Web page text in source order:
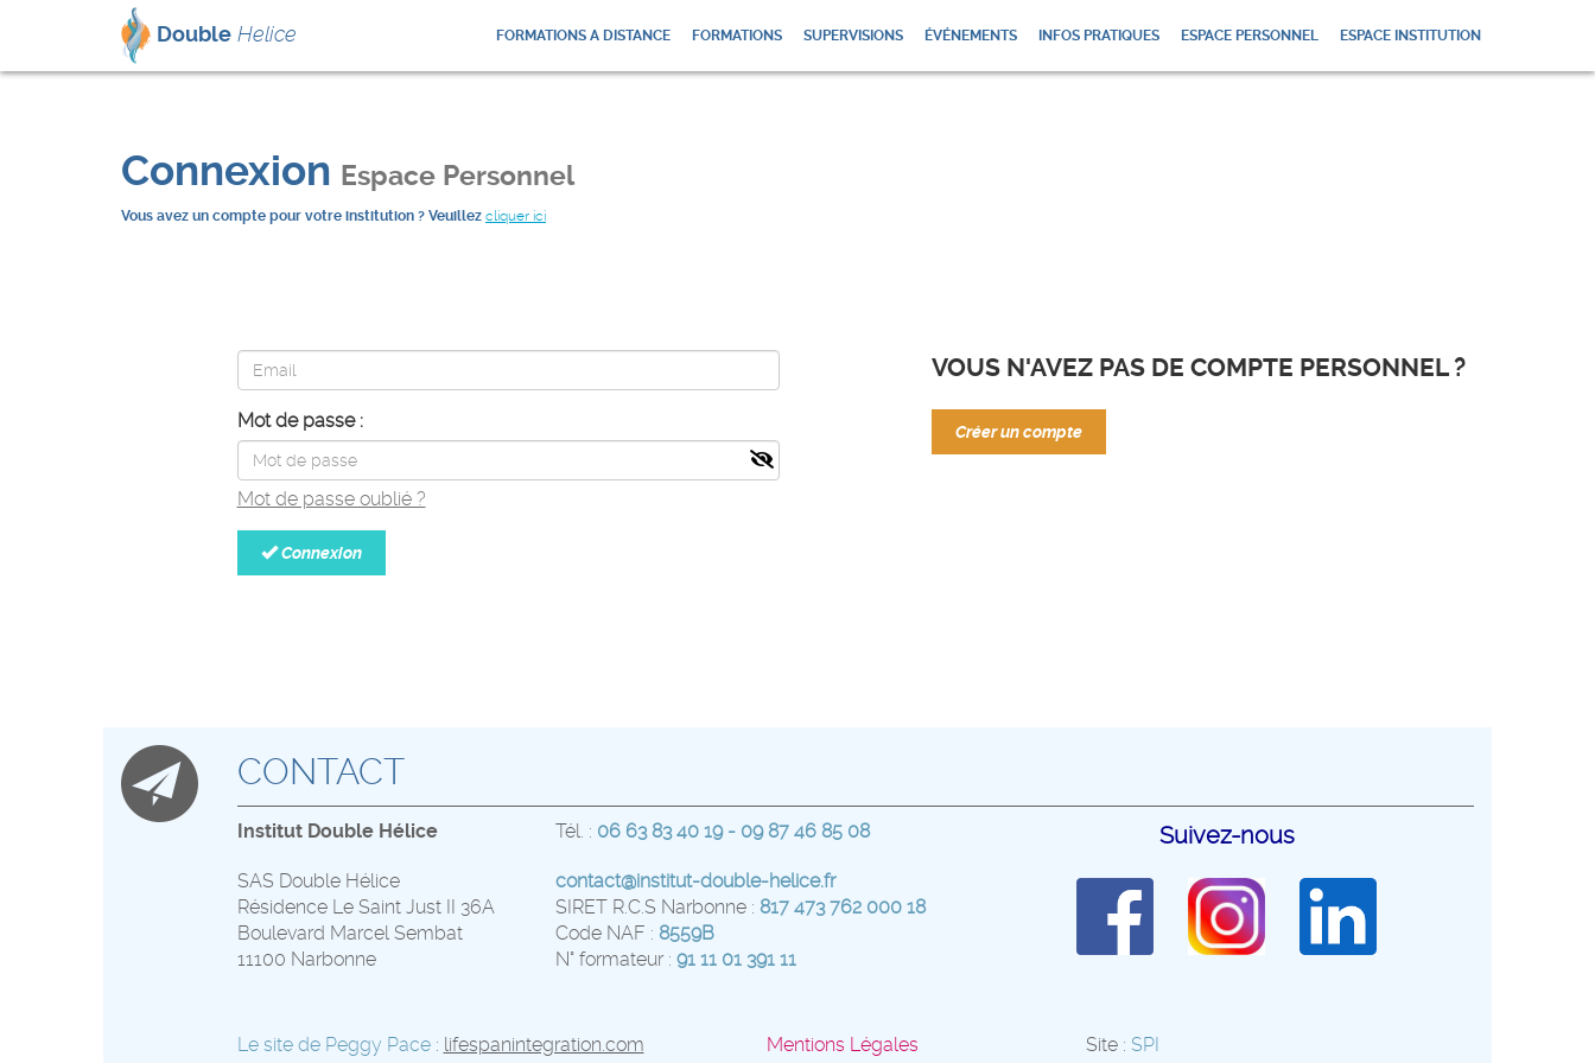
Double Helice FORMATIONS A DISTANCE FORMATIONS SUPERVISIONS ÉVÉNEMENTS INFOS PRATIQUES ESPACE PERSONNEL ESPACE INSTITUTION
Connexion Espace Personnel
Vous avez un compte pour votre institution ? Veuillez cliquer ici
Mot de passe :
Mot de passe oublié ?
Connexion
VOUS N'AVEZ PAS DE COMPTE PERSONNEL ?
Créer un compte
CONTACT
Institut Double Hélice
SAS Double Hélice
Résidence Le Saint Just II 36A
Boulevard Marcel Sembat
11100 Narbonne
Tél. : 06 63 83 40 19 - 09 87 46 85 08
contact@institut-double-helice.fr
SIRET R.C.S Narbonne : 817 473 762 000 18
Code NAF : 8559B
N° formateur : 91 11 01 391 11
Suivez-nous
Le site de Peggy Pace: lifespanintegration.com
Mentions Légales
Site : SPI